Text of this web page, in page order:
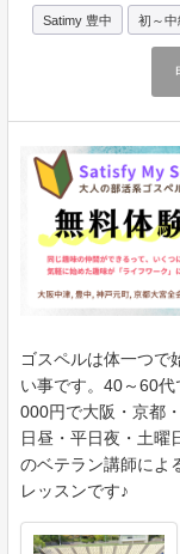
Satimy 豊中 初～中
ゴスペルは体一つで
い事です。40～60
000円で大阪・京都
日昼・平日夜・土曜
のベテラン講師によ
レッスンです♪